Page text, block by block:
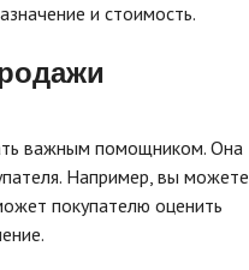
и стоимость.
важным помощником. Она
Например, вы можете
покупателю оценить